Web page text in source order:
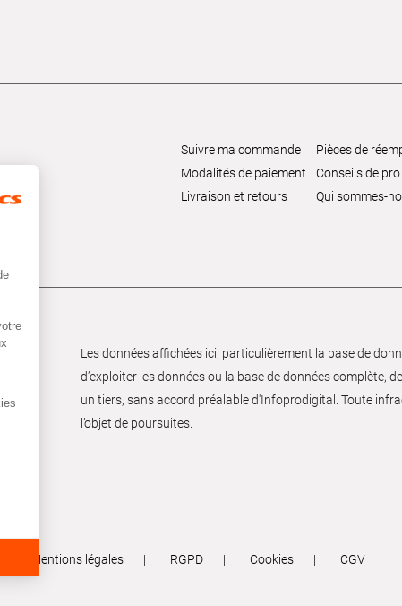
Suivre ma commande
Modalités de paiement
Livraison et retours
Pièces de
Conseils de pro
Qui sommes-
Les données affichées ici, particulièrement la base de
d’exploiter les données ou la base de données complète,
un tiers, sans accord préalable d'Infoprodigital. Toute
l’objet de poursuites.
Mentions légales RGPD Cookies CGV